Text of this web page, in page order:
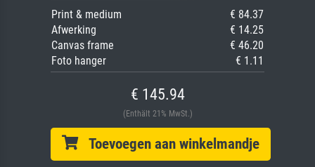
Print & medium
€ 84.37
Afwerking
€ 14.25
Canvas frame
€ 46.20
Foto hanger
€ 1.11
€ 145.94
(Enthält 21% MwSt.)
Toevoegen aan winkelmandje